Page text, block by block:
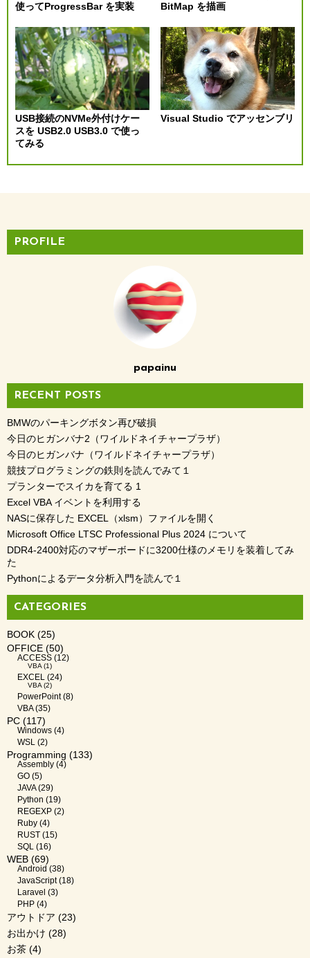
シ
ョ
ン
使ってProgressBar を実装
BitMap を描画
USB接続のNVMe外付けケー
スを USB2.0 USB3.0 で使っ
てみる
Visual Studio でアッセンブリ
PROFILE
papainu
RECENT POSTS
BMWのパーキングボタン再び破損
今日のヒガンバナ2（ワイルドネイチャープラザ）
今日のヒガンバナ（ワイルドネイチャープラザ）
競技プログラミングの鉄則を読んでみて１
プランターでスイカを育てる 1
Excel VBA イベントを利用する
NASに保存した EXCEL（xlsm）ファイルを開く
Microsoft Office LTSC Professional Plus 2024 について
DDR4-2400対応のマザーボードに3200仕様のメモリを装着してみ
た
Pythonによるデータ分析入門を読んで１
CATEGORIES
BOOK (25)
OFFICE (50)
ACCESS (12)
VBA (1)
EXCEL (24)
VBA (2)
PowerPoint(8)
VBA(35)
PC (117)
Windows (4)
WSL
(2)
Programming (133)
Assembly (4)
GO (5)
JAVA(29)
Python (19)
REGEXP (2)
Ruby (4)
RUST (15)
SQL
(16)
WEB (69)
Android (38)
JavaScript(18)
Laravel (3)
PHP (4)
アウトドア (23)
お出かけ (28)
お茶 (4)